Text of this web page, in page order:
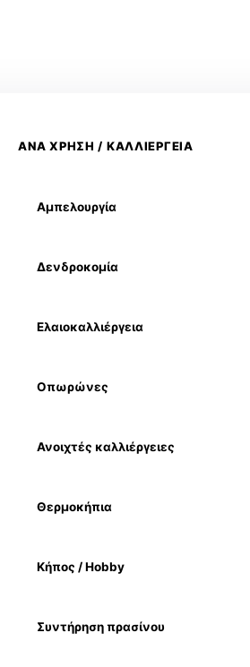
ΑΝΑ ΧΡΗΣΗ / ΚΑΛΛΙΕΡΓΕΙΑ
Αμπελουργία
Δενδροκομία
Ελαιοκαλλιέργεια
Οπωρώνες
Ανοιχτές καλλιέργειες
Θερμοκήπια
Κήπος / Hobby
Συντήρηση πρασίνου